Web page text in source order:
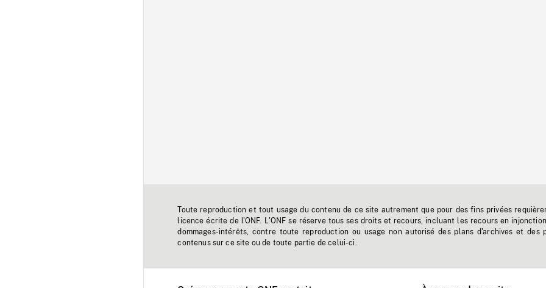
Toute reproduction et tout usage du contenu de ce site autrement que pour des fins privées
licence écrite de l'ONF. L'ONF se réserve tous ses droits et recours, incluant les recours en
dommages-intérêts, contre toute reproduction ou usage non autorisé des plans d'archives et des
contenus sur ce site ou de toute partie de celui-ci.